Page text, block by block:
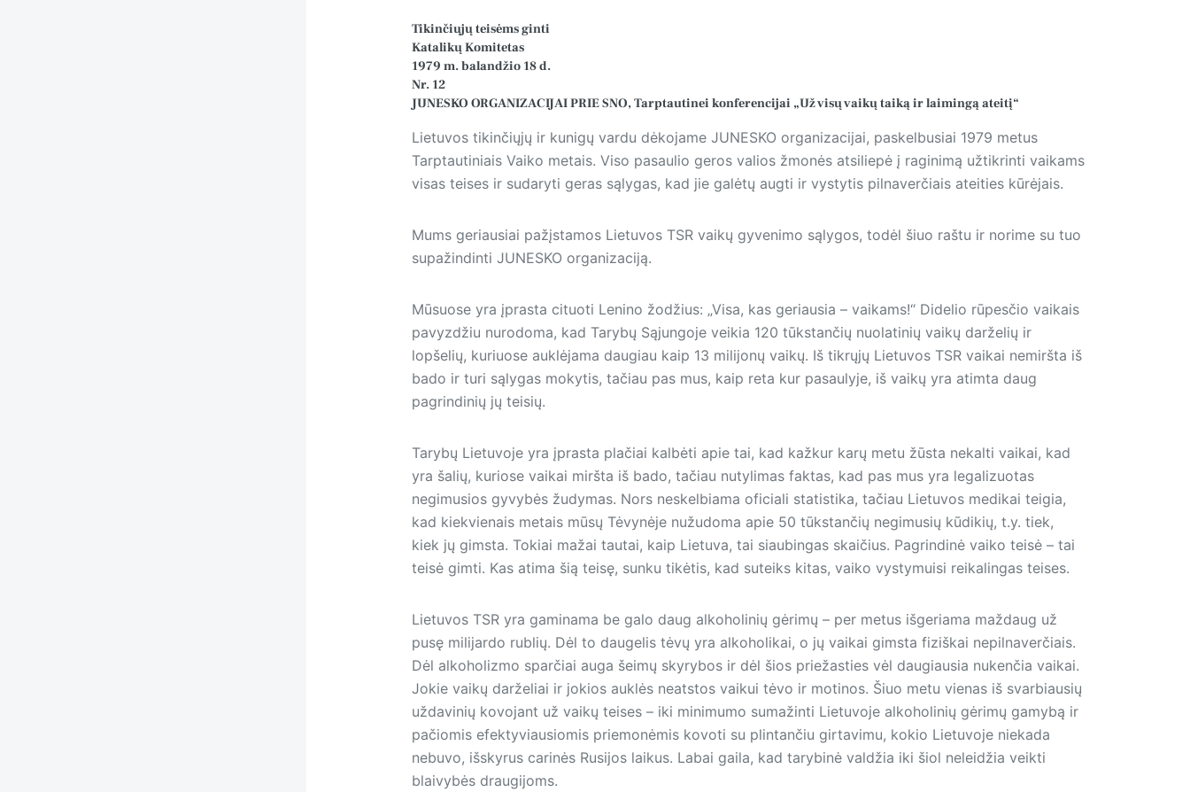
Tikinčiųjų teisėms ginti
Katalikų Komitetas
1979 m. balandžio 18 d.
Nr. 12
JUNESKO ORGANIZACIJAI PRIE SNO, Tarptautinei konferencijai „Už visų vaikų taiką ir laimingą ateitį“
Lietuvos tikinčiųjų ir kunigų vardu dėkojame JUNESKO organizacijai, paskelbusiai 1979 metus
Tarptautiniais Vaiko metais. Viso pasaulio geros valios žmonės atsiliepė į raginimą užtikrinti vaikams
visas teises ir sudaryti geras sąlygas, kad jie galėtų augti ir vystytis pilnaverčiais ateities kūrėjais.
Mums geriausiai pažįstamos Lietuvos TSR vaikų gyvenimo sąlygos, todėl šiuo raštu ir norime su tuo
supažindinti JUNESKO organizaciją.
Mūsuose yra įprasta cituoti Lenino žodžius: „Visa, kas geriausia – vaikams!“ Didelio rūpesčio vaikais
pavyzdžiu nurodoma, kad Tarybų Sąjungoje veikia 120 tūkstančių nuolatinių vaikų darželių ir
lopšelių, kuriuose auklėjama daugiau kaip 13 milijonų vaikų. Iš tikrųjų Lietuvos TSR vaikai nemiršta iš
bado ir turi sąlygas mokytis, tačiau pas mus, kaip reta kur pasaulyje, iš vaikų yra atimta daug
pagrindinių jų teisių.
Tarybų Lietuvoje yra įprasta plačiai kalbėti apie tai, kad kažkur karų metu žūsta nekalti vaikai, kad
yra šalių, kuriose vaikai miršta iš bado, tačiau nutylimas faktas, kad pas mus yra legalizuotas
negimusios gyvybės žudymas. Nors neskelbiama oficiali statistika, tačiau Lietuvos medikai teigia,
kad kiekvienais metais mūsų Tėvynėje nužudoma apie 50 tūkstančių negimusių kūdikių, t.y. tiek,
kiek jų gimsta. Tokiai mažai tautai, kaip Lietuva, tai siaubingas skaičius. Pagrindinė vaiko teisė – tai
teisė gimti. Kas atima šią teisę, sunku tikėtis, kad suteiks kitas, vaiko vystymuisi reikalingas teises.
Lietuvos TSR yra gaminama be galo daug alkoholinių gėrimų – per metus išgeriama maždaug už
pusę milijardo rublių. Dėl to daugelis tėvų yra alkoholikai, o jų vaikai gimsta fiziškai nepilnaverčiais.
Dėl alkoholizmo sparčiai auga šeimų skyrybos ir dėl šios priežasties vėl daugiausia nukenčia vaikai.
Jokie vaikų darželiai ir jokios auklės neatstos vaikui tėvo ir motinos. Šiuo metu vienas iš svarbiausių
uždavinių kovojant už vaikų teises – iki minimumo sumažinti Lietuvoje alkoholinių gėrimų gamybą ir
pačiomis efektyviausiomis priemonėmis kovoti su plintančiu girtavimu, kokio Lietuvoje niekada
nebuvo, išskyrus carinės Rusijos laikus. Labai gaila, kad tarybinė valdžia iki šiol neleidžia veikti
blaivybės draugijoms.